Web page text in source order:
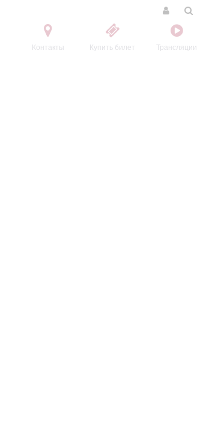
Контакты Купить билет Трансляции